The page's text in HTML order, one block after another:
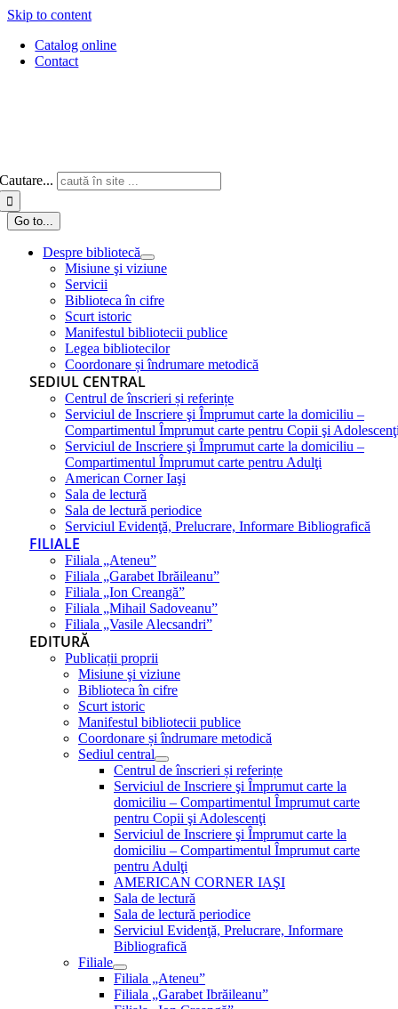
Skip to content
Catalog online
Contact
Cautare...
Go to...
Despre bibliotecă
Misiune şi viziune
Servicii
Biblioteca în cifre
Scurt istoric
Manifestul bibliotecii publice
Legea bibliotecilor
Coordonare și îndrumare metodică
SEDIUL CENTRAL
Centrul de înscrieri și referințe
Serviciul de Inscriere şi Împrumut carte la domiciliu –
Compartimentul Împrumut carte pentru Copii şi
Serviciul de Inscriere şi Împrumut carte la domiciliu –
Compartimentul Împrumut carte pentru Adulţi
American Corner Iaşi
Sala de lectură
Sala de lectură periodice
Serviciul Evidenţă, Prelucrare, Informare Bibliografică
FILIALE
Filiala „Ateneu”
Filiala „Garabet Ibrăileanu”
Filiala „Ion Creangă”
Filiala „Mihail Sadoveanu”
Filiala „Vasile Alecsandri”
EDITURĂ
Publicații proprii
Misiune şi viziune
Biblioteca în cifre
Scurt istoric
Manifestul bibliotecii publice
Coordonare și îndrumare metodică
Sediul central
Centrul de înscrieri și referințe
Serviciul de Inscriere şi Împrumut carte la
domiciliu – Compartimentul Împrumut carte
pentru Copii şi Adolescenţi
Serviciul de Inscriere şi Împrumut carte la
domiciliu – Compartimentul Împrumut carte
pentru Adulţi
AMERICAN CORNER IAŞI
Sala de lectură
Sala de lectură periodice
Serviciul Evidenţă, Prelucrare, Informare
Bibliografică
Filiale
Filiala „Ateneu”
Filiala „Garabet Ibrăileanu”